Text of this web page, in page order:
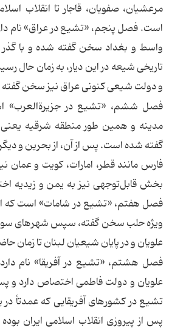
مرعشیان، صفویان، قاجار تا انقلاب
است. فصل پنجم، «تشیع در عراق» نام
واسط و بغداد سخن گفته شده و با گذر
تاریخی شیعه در این دیار، به زمان حال
و دولت شیعی کنونی عراق نیز سخن
فصل ششم، «تشیع در جزیرة‌العرب»
مدینه و همین طور منطقه شرقیه
گفته شده است. پس از آن، از بحرین و
فارس مانند قطر، امارات، کویت و عمان
بخش قابل‌توجهی نیز به یمن و زیدیه
فصل هفتم، «تشیع در شامات» است که
ویژه حلب سخن گفته، سپس شهرهای
علویان و در پایان شیعیان لبنان تا
فصل هشتم، «تشیع در آفریقا» نام
علویان و دولت فاطمی اختصاص دارد و
تشیع در کشورهای آفریقایی که عمدتاً
پس از پیروزی انقلاب اسلامی ایران